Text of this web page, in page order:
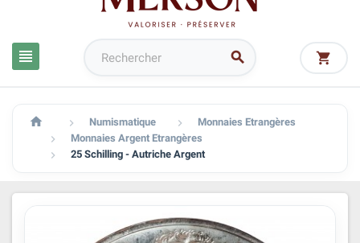
  
  Numismatique  Monnaies Etrangères
 Monnaies Argent Etrangères
 25 Schilling - Autriche Argent